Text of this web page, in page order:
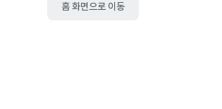
홈 화면으로 이동